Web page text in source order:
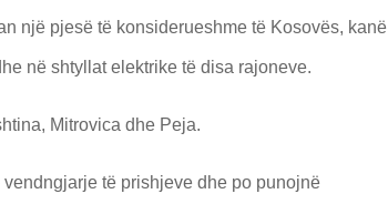
një pjesë të konsiderueshme të Kosovës, kanë
në shtyllat elektrike të disa rajoneve.
Mitrovica dhe Peja.
të prishjeve dhe po punojnë